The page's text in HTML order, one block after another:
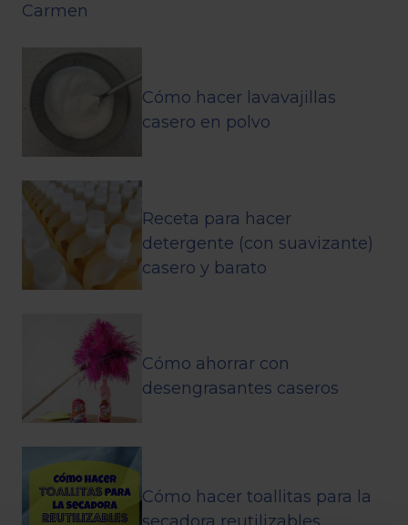
Carmen
Cómo hacer lavavajillas
casero en polvo
Receta para hacer
detergente (con suavizante)
casero y barato
Cómo ahorrar con
desengrasantes caseros
Cómo hacer toallitas para la